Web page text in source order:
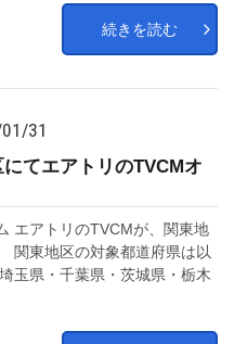
続きを読む
31
てエアトリのTVCMオ
エアトリのTVCMが、関東地
関東地区の対象都道府県は以
玉県・千葉県・茨城県・栃木